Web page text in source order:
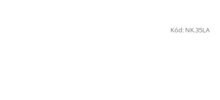
Kód: NK.35LA